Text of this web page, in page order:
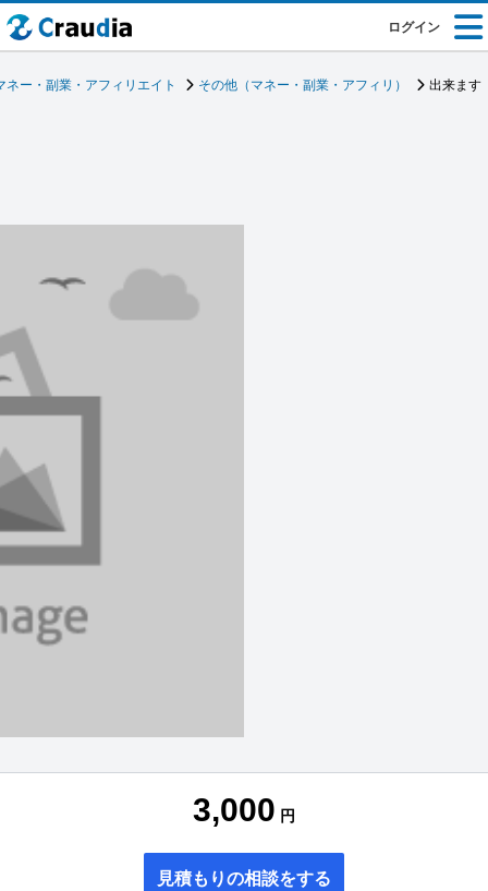
ログイン
ネー・副業・アフィリエイト その他（マネー・副業・アフィリ） 出来ます
3,000 円
見積もりの相談をする